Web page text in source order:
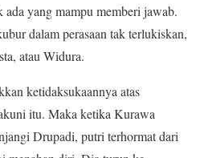
yang mampu memberi jawab.
dalam perasaan tak terlukiskan,
atau Widura.
ketidaksukaannya atas
itu. Maka ketika Kurawa
Drupadi, putri terhormat dari